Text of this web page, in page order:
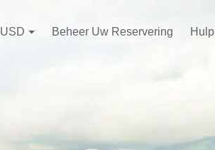
USD Beheer Uw Reservering Hulp